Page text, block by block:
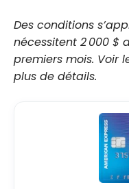
Des conditions
nécessitent 2 000 $
premiers mois. Voir
plus de détails.